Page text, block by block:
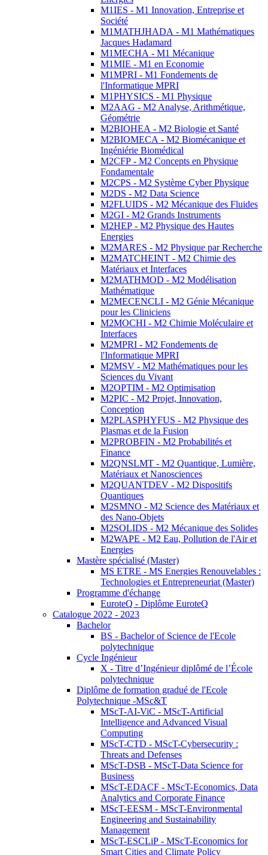
M1IES - M1 Innovation, Entreprise et
Société
M1MATHJHADA - M1 Mathématiques
Jacques Hadamard
M1MECHA - M1 Mécanique
M1MIE - M1 en Economie
M1MPRI - M1 Fondements de
l'Informatique MPRI
M1PHYSICS - M1 Physique
M2AAG - M2 Analyse, Arithmétique,
Géométrie
M2BIOHEA - M2 Biologie et Santé
M2BIOMECA - M2 Biomécanique et
Ingéniérie Biomédical
M2CFP - M2 Concepts en Physique
Fondamentale
M2CPS - M2 Système Cyber Physique
M2DS - M2 Data Science
M2FLUIDS - M2 Mécanique des Fluides
M2GI - M2 Grands Instruments
M2HEP - M2 Physique des Hautes
Energies
M2MARES - M2 Physique par Recherche
M2MATCHEINT - M2 Chimie des
Matériaux et Interfaces
M2MATHMOD - M2 Modélisation
Mathématique
M2MECENCLI - M2 Génie Mécanique
pour les Cliniciens
M2MOCHI - M2 Chimie Moléculaire et
Interfaces
M2MPRI - M2 Fondements de
l'Informatique MPRI
M2MSV - M2 Mathématiques pour les
Sciences du Vivant
M2OPTIM - M2 Optimisation
M2PIC - M2 Projet, Innovation,
Conception
M2PLASPHYFUS - M2 Physique des
Plasmas et de la Fusion
M2PROBFIN - M2 Probabilités et
Finance
M2QNSLMT - M2 Quantique, Lumière,
Matériaux et Nanosciences
M2QUANTDEV - M2 Dispositifs
Quantiques
M2SMNO - M2 Science des Matériaux et
des Nano-Objets
M2SOLIDS - M2 Mécanique des Solides
M2WAPE - M2 Eau, Pollution de l'Air et
Energies
Mastère spécialisé (Master)
MS ETRE - MS Energies Renouvelables :
Technologies et Entrepreneuriat (Master)
Programme d'échange
EuroteQ - Diplôme EuroteQ
Catalogue 2022 - 2023
Bachelor
BS - Bachelor of Science de l'Ecole
polytechnique
Cycle Ingénieur
X - Titre d’Ingénieur diplômé de l’École
polytechnique
Diplôme de formation gradué de l'Ecole
Polytechnique -MSc&T
MScT-AI-ViC - MScT-Artificial
Intelligence and Advanced Visual
Computing
MScT-CTD - MScT-Cybersecurity :
Threats and Defenses
MScT-DSB - MScT-Data Science for
Business
MScT-EDACF - MScT-Economics, Data
Analytics and Corporate Finance
MScT-EESM - MScT-Environmental
Engineering and Sustainability
Management
MScT-ESCLiP - MScT-Economics for
Smart Cities and Climate Policy